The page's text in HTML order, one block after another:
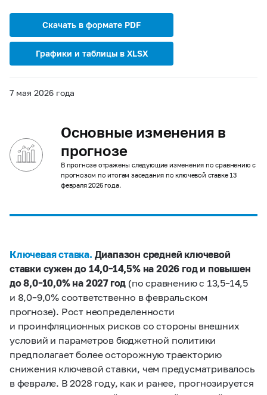
Скачать в формате PDF
Графики и таблицы в XLSX
7 мая 2026 года
Основные изменения в
прогнозе
В прогнозе отражены следующие изменения по сравнению с
прогнозом по итогам заседания по ключевой ставке 13
февраля 2026 года.
Ключевая ставка. Диапазон средней ключевой
ставки сужен до 14,0–14,5% на 2026 год и повышен
до 8,0–10,0% на 2027 год (по сравнению с 13,5–14,5
и 8,0–9,0% соответственно в февральском
прогнозе). Рост неопределенности
и проинфляционных рисков со стороны внешних
условий и параметров бюджетной политики
предполагает более осторожную траекторию
снижения ключевой ставки, чем предусматривалось
в феврале. В 2028 году, как и ранее, прогнозируется